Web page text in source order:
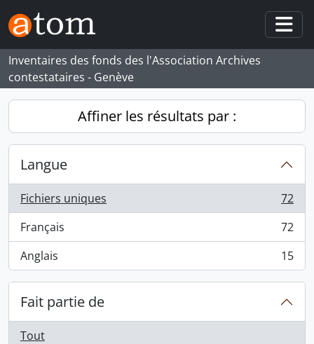
Skip to main content
Inventaires des fonds des l'Association Archives
contestataires - Genève
Affiner les résultats par :
Langue
Fichiers uniques
, 72 résultats
72
Français
, 72 résultats
72
Anglais
, 15 résultats 15
Fait partie de
Tout